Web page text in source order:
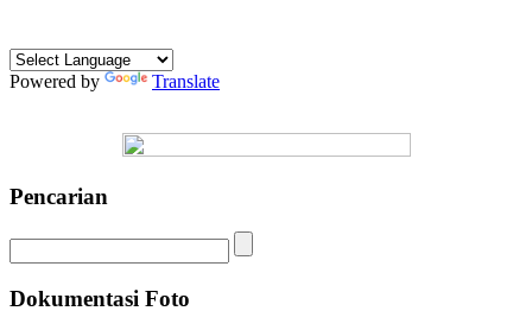
Powered by Translate
Pencarian
Dokumentasi Foto